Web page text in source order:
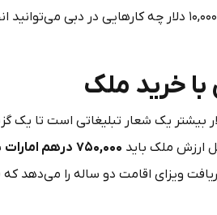
، دقیقاً خواهید دانست که با ۱۰,۰۰۰ دلار چه کارهایی
خرید ملک
مقاله دیدیم که اقامت دبی با ۱۰,۰۰۰ دلار بیشتر یک شعار
ارزش ملک باید ۷۵۰,۰۰۰ درهم امارات
ویزای اقامت دو ساله را می‌دهد